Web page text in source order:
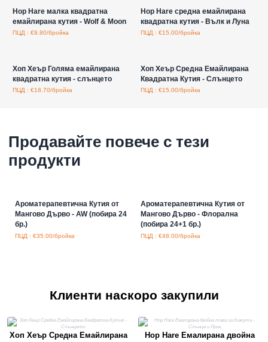
Hop Hare малка квадратна
емайлирана кутия - Wolf & Moon
ПЦД : €9.80/бройка
Hop Hare средна емайлирана
квадратна кутия - Вълк и Луна
ПЦД : €15.00/бройка
Хоп Хеър Голяма емайлирана
квадратна кутия - слънцето
ПЦД : €18.70/бройка
Хоп Хеър Средна Емайлирана
Квадратна Кутия - Слънцето
ПЦД : €15.00/бройка
Продавайте повече с тези
продукти
Ароматерапевтична Кутия от
Мангово Дърво - AW (побира 24
бр.)
ПЦД : €35.00/бройка
Ароматерапевтична Кутия от
Мангово Дърво - Флорална
(побира 24+1 бр.)
ПЦД : €48.00/бройка
Клиенти наскоро закупили
Хоп Хеър Средна Емайлирана
Hop Hare Емалирана двойна